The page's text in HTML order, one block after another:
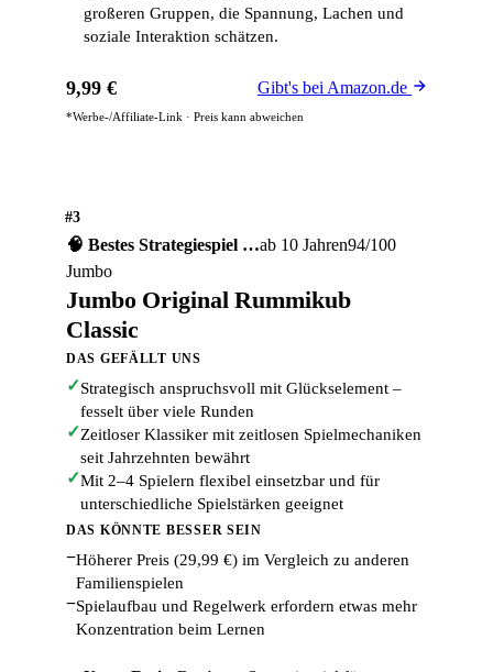
großeren Gruppen, die Spannung, Lachen und
soziale Interaktion schätzen.
9,99 € Gibt's bei Amazon.de
*Werbe-/Affiliate-Link · Preis kann abweichen
#3
🧠 Bestes Strategiespiel …ab 10 Jahren94/100
Jumbo
Jumbo Original Rummikub
Classic
DAS GEFÄLLT UNS
✓Strategisch anspruchsvoll mit Glückselement –
fesselt über viele Runden
✓Zeitloser Klassiker mit zeitlosen Spielmechaniken
seit Jahrzehnten bewährt
✓Mit 2–4 Spielern flexibel einsetzbar und für
unterschiedliche Spielstärken geeignet
DAS KÖNNTE BESSER SEIN
−Höherer Preis (29,99 €) im Vergleich zu anderen
Familienspielen
−Spielaufbau und Regelwerk erfordern etwas mehr
Konzentration beim Lernen